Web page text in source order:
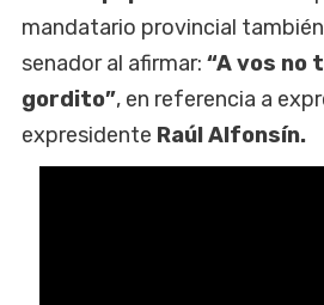
mandatario provincial
senador al afirmar: “A vos no
gordito”, en referencia a
expresidente Raúl Alfonsín.